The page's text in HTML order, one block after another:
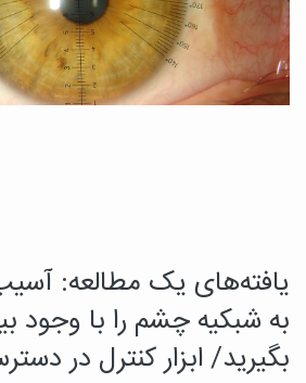
یافته‌های یک مطالعه:
به شبکیه چشم را با وجود
بگیرید/ ابزار کنترل در